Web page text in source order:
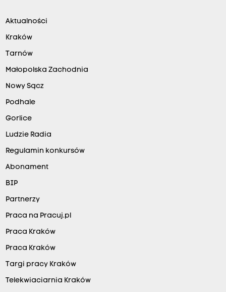
Aktualności
Kraków
Tarnów
Małopolska Zachodnia
Nowy Sącz
Podhale
Gorlice
Ludzie Radia
Regulamin konkursów
Abonament
BIP
Partnerzy
Praca na Pracuj.pl
Praca Kraków
Praca Kraków
Targi pracy Kraków
Telekwiaciarnia Kraków